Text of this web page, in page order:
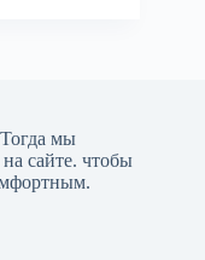
мы
сайте. чтобы